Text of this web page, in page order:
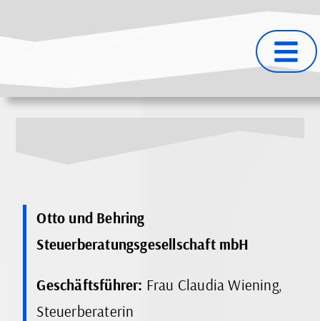
Otto und Behring
Steuerberatungsgesellschaft mbH
Geschäftsführer: Frau Claudia Wiening,
Steuerberaterin